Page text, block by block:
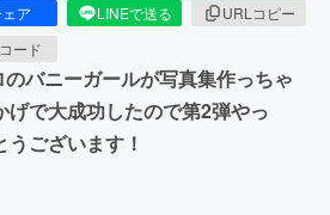
ア LINEで送る
URLコピー
ード
バニーガールが写真集作っちゃ
げで大成功したので第2弾やっ
ございます！